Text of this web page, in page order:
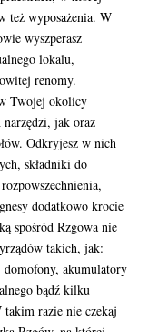
też wyposażenia. W
wyszperasz
lokalu,
renomy.
Twojej okolicy
jak oraz
Odkryjesz w nich
składniki do
dodatkowo krocie
spośród Rzgowa nie
takich, jak:
akumulatory
bądź kilku
takim razie nie czekaj